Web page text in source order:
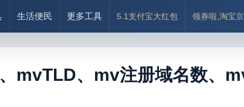
生活便民 更多工具 5.1支付宝大红包 领券啦,淘宝
mvTLD、mv注册域名数、